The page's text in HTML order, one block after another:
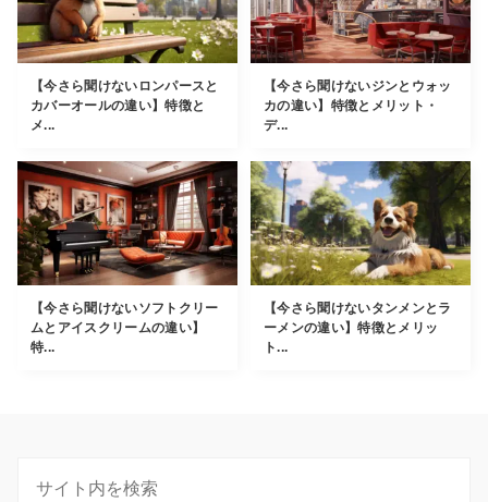
【今さら聞けないロンパースと
カバーオールの違い】特徴と
メ...
【今さら聞けないジンとウォッ
カの違い】特徴とメリット・
デ...
【今さら聞けないソフトクリー
ムとアイスクリームの違い】
特...
【今さら聞けないタンメンとラ
ーメンの違い】特徴とメリッ
ト...